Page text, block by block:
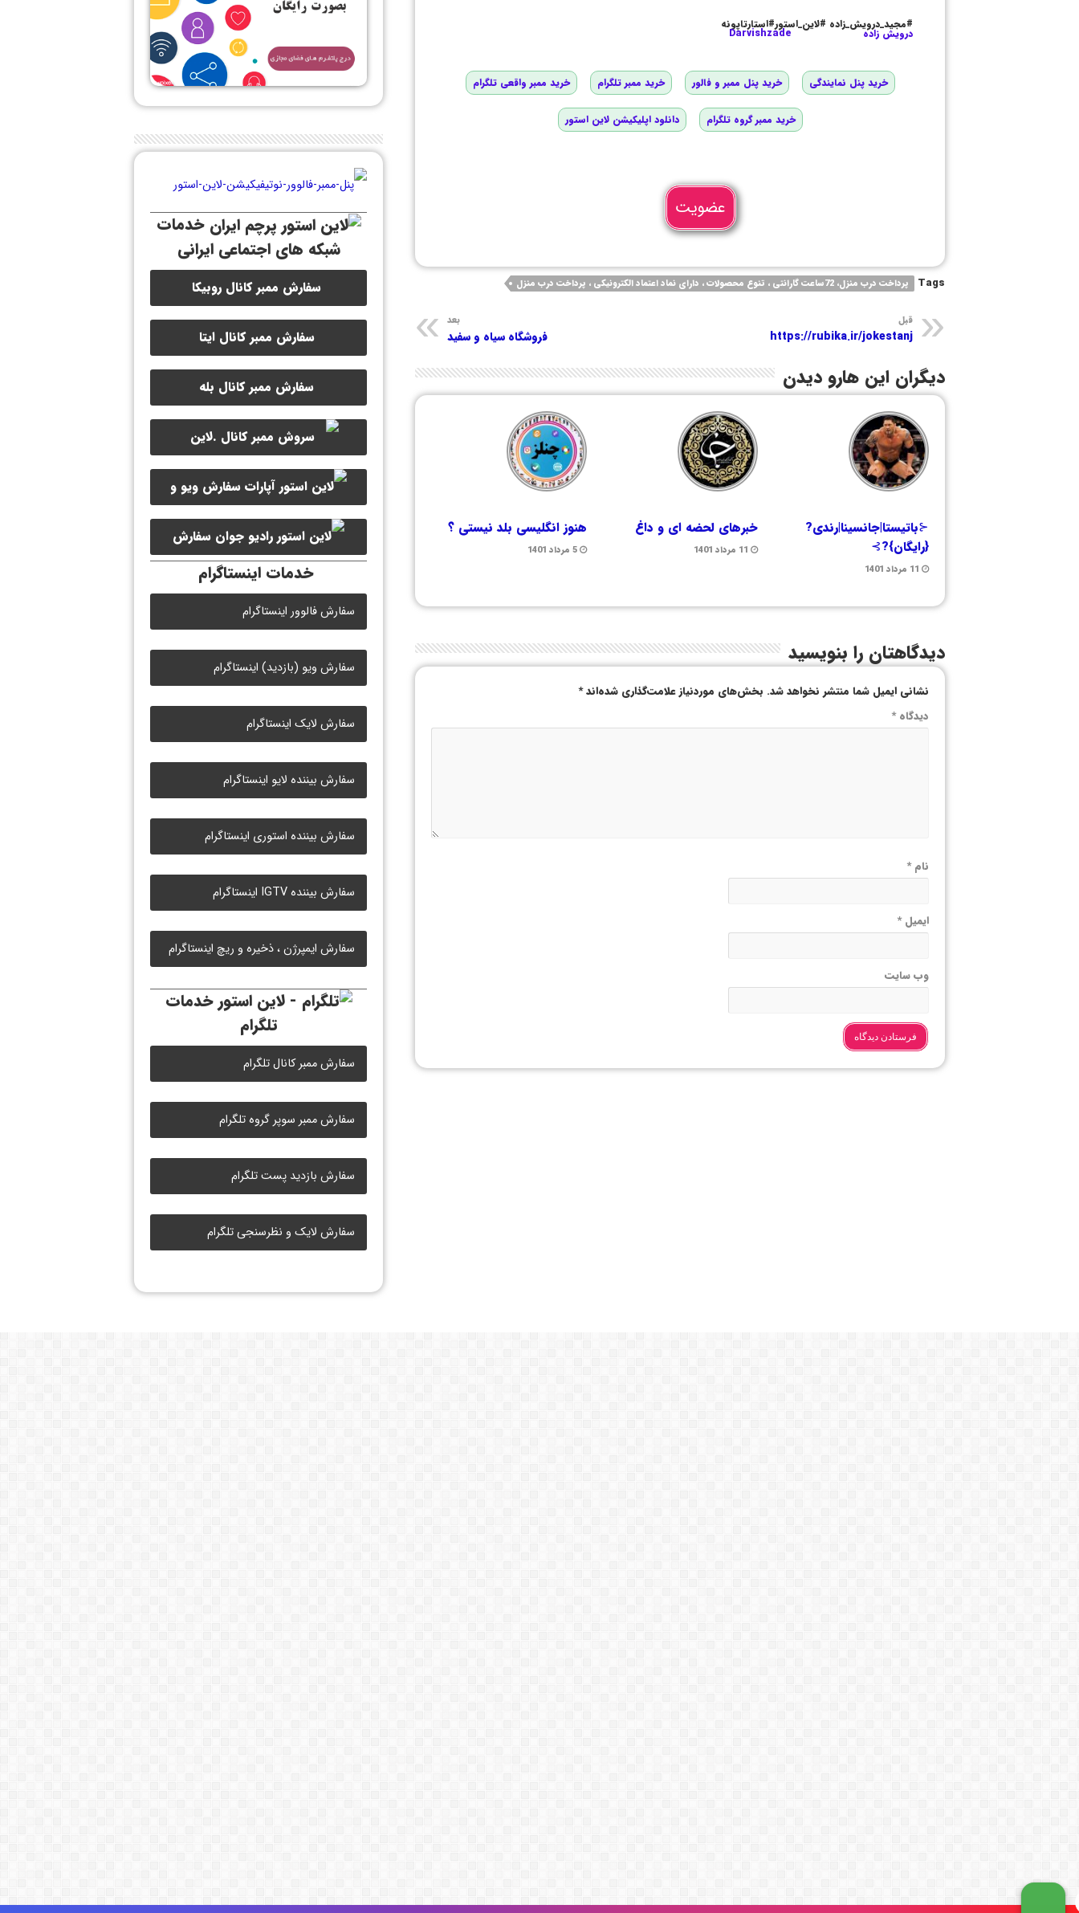
#مجید_درویش_زاده #لاین_استور#استارتاپونه
درویش زاده Darvishzade
خرید پنل نمایندگی خرید پنل ممبر و فالور خرید ممبر تلگرام خرید ممبر واقعی تلگرام
خرید ممبر گروه تلگرام دانلود اپلیکیشن لاین استور
عضویت
Tags پرداخت درب منزل، 72ساعت گارانتی ، تنوع محصولات ، دارای نماد اعتماد الکترونیکی ، پرداخت درب منزل
قبل
https://rubika.ir/jokestanj
بعد
فروشگاه سیاه و سفید
دیگران این هارو دیدن
⊰باتیستا|جانسینا|رندی?
{رایگان}?⊱
11 مرداد 1401
خبرهای لحضه ای و داغ
11 مرداد 1401
هنوز انگلیسی بلد نیستی ؟
5 مرداد 1401
دیدگاهتان را بنویسید
نشانی ایمیل شما منتشر نخواهد شد. بخش‌های موردنیاز علامت‌گذاری شده‌اند*
دیدگاه*
نام*
ایمیل*
وب‌ سایت
خدمات
شبکه های اجتماعی ایرانی
سفارش ممبر کانال روبیکا
سفارش ممبر کانال ایتا
سفارش ممبر کانال بله
سفارش ممبر کانال سروش
سفارش ویو و
لایک ویدیو آپارات
سفارش
لایک رادیو جوان
خدمات اینستاگرام
سفارش فالوور اینستاگرام
سفارش ویو (بازدید) اینستاگرام
سفارش لایک اینستاگرام
سفارش بیننده لایو اینستاگرام
سفارش بیننده استوری اینستاگرام
سفارش بیننده IGTV اینستاگرام
سفارش ایمپرژن ، ذخیره و ریچ اینستاگرام
خدمات
تلگرام
سفارش ممبر کانال تلگرام
سفارش ممبر سوپر گروه تلگرام
سفارش بازدید پست تلگرام
سفارش لایک و نظرسنجی تلگرام